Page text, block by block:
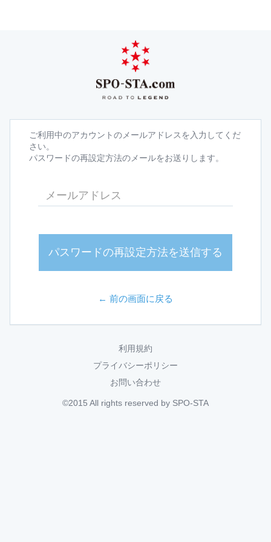
ご利用中のアカウントのメールアドレスを入力してくだ
さい。
パスワードの再設定方法のメールをお送りします。
パスワードの再設定方法を送信する
← 前の画面に戻る
利用規約
プライバシーポリシー
お問い合わせ
©2015 All rights reserved by SPO-STA